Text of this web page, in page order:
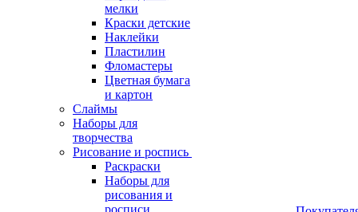
мелки
Краски детские
Наклейки
Пластилин
Фломастеры
Цветная бумага
и картон
Слаймы
Наборы для
творчества
Рисование и роспись
Раскраски
Наборы для
рисования и
росписи